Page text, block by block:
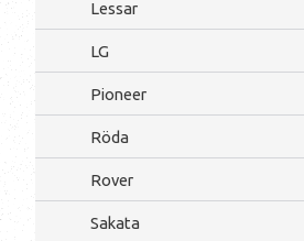
Lessar
LG
Pioneer
Röda
Rover
Sakata